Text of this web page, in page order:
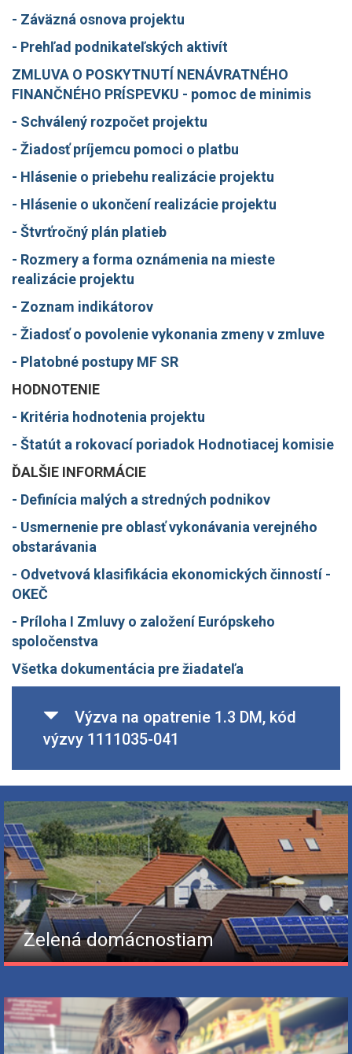
- Záväzná osnova projektu
- Prehľad podnikateľských aktivít
ZMLUVA O POSKYTNUTÍ NENÁVRATNÉHO
FINANČNÉHO PRÍSPEVKU - pomoc de minimis
- Schválený rozpočet projektu
- Žiadosť príjemcu pomoci o platbu
- Hlásenie o priebehu realizácie projektu
- Hlásenie o ukončení realizácie projektu
- Štvrťročný plán platieb
- Rozmery a forma oznámenia na mieste
realizácie projektu
- Zoznam indikátorov
- Žiadosť o povolenie vykonania zmeny v zmluve
- Platobné postupy MF SR
HODNOTENIE
- Kritéria hodnotenia projektu
- Štatút a rokovací poriadok Hodnotiacej komisie
ĎALŠIE INFORMÁCIE
- Definícia malých a stredných podnikov
- Usmernenie pre oblasť vykonávania verejného
obstarávania
- Odvetvová klasifikácia ekonomických činností -
OKEČ
- Príloha I Zmluvy o založení Európskeho
spoločenstva
Všetka dokumentácia pre žiadateľa
Výzva na opatrenie 1.3 DM, kód
výzvy 1111035-041
Zelená domácnostiam